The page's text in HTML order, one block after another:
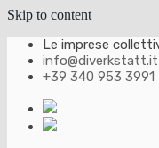
Skip to content
Le imprese
info@diverkstatt.it
+39 340 953 3991